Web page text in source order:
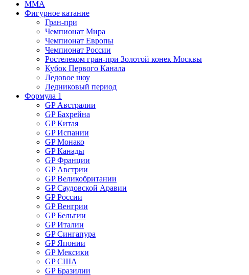
MMA
Фигурное катание
Гран-при
Чемпионат Мира
Чемпионат Европы
Чемпионат России
Ростелеком гран-при Золотой конек Москвы
Кубок Первого Канала
Ледовое шоу
Ледниковый период
Формула 1
GP Австралии
GP Бахрейна
GP Китая
GP Испании
GP Монако
GP Канады
GP Франции
GP Австрии
GP Великобритании
GP Саудовской Аравии
GP России
GP Венгрии
GP Бельгии
GP Италии
GP Сингапура
GP Японии
GP Мексики
GP США
GP Бразилии